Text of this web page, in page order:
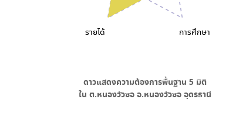
การศึกษา
รายได้
ดาวแสดงความต้องการพื้นฐาน 5 มิติ
ใน ต.หนองวัวซอ อ.หนองวัวซอ อุดรธานี